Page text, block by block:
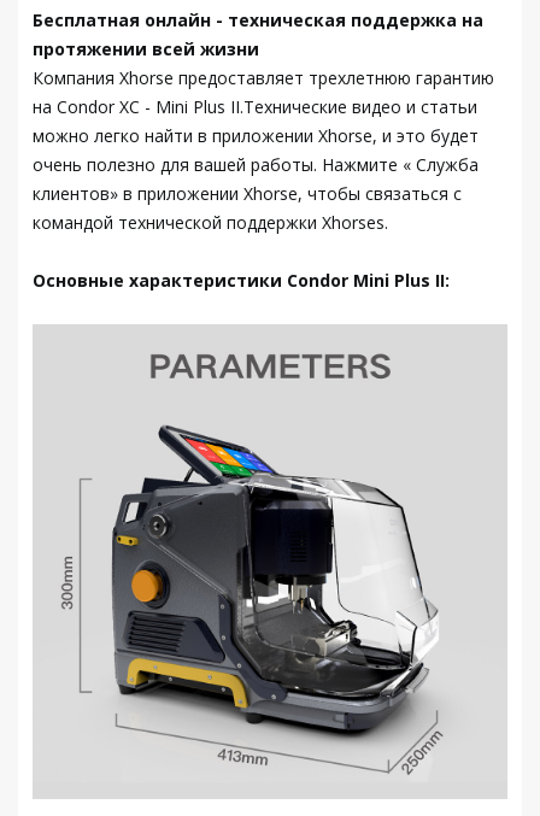
Бесплатная онлайн - техническая поддержка на
протяжении всей жизни
Компания Xhorse предоставляет трехлетнюю гарантию
на Condor XC - Mini Plus II.Технические видео и статьи
можно легко найти в приложении Xhorse, и это будет
очень полезно для вашей работы. Нажмите « Служба
клиентов» в приложении Xhorse, чтобы связаться с
командой технической поддержки Xhorses.
Основные характеристики Condor Mini Plus II: